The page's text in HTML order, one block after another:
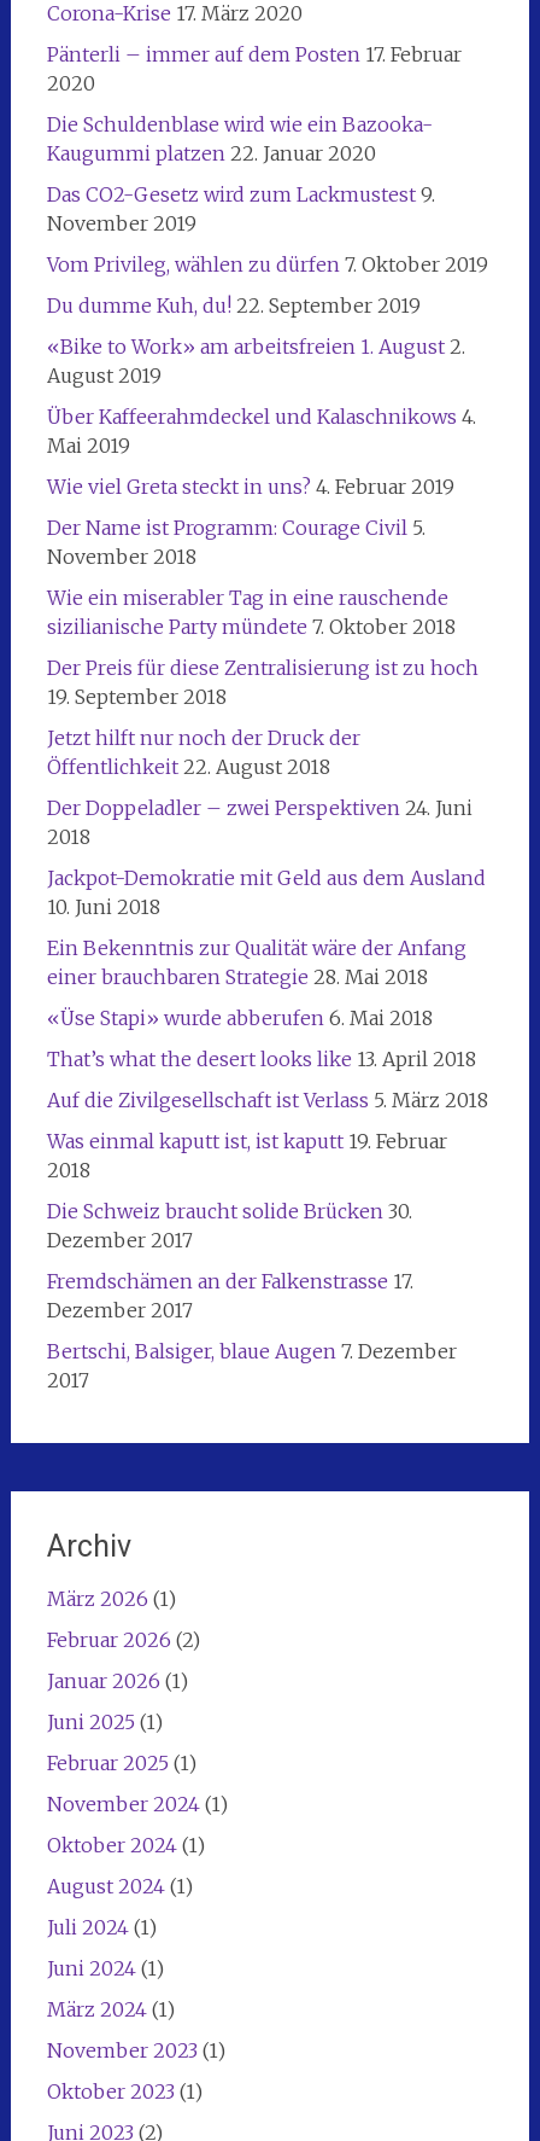
Corona-Krise 17. März 2020
Pänterli – immer auf dem Posten 17. Februar
2020
Die Schuldenblase wird wie ein Bazooka-
Kaugummi platzen 22. Januar 2020
Das CO2-Gesetz wird zum Lackmustest 9.
November 2019
Vom Privileg, wählen zu dürfen 7. Oktober 2019
Du dumme Kuh, du! 22. September 2019
«Bike to Work» am arbeitsfreien 1. August 2.
August 2019
Über Kaffeerahmdeckel und Kalaschnikows 4.
Mai 2019
Wie viel Greta steckt in uns? 4. Februar 2019
Der Name ist Programm: Courage Civil 5.
November 2018
Wie ein miserabler Tag in eine rauschende
sizilianische Party mündete 7. Oktober 2018
Der Preis für diese Zentralisierung ist zu hoch
19. September 2018
Jetzt hilft nur noch der Druck der
Öffentlichkeit 22. August 2018
Der Doppeladler – zwei Perspektiven 24. Juni
2018
Jackpot-Demokratie mit Geld aus dem Ausland
10. Juni 2018
Ein Bekenntnis zur Qualität wäre der Anfang
einer brauchbaren Strategie 28. Mai 2018
«Üse Stapi» wurde abberufen 6. Mai 2018
That’s what the desert looks like 13. April 2018
Auf die Zivilgesellschaft ist Verlass 5. März 2018
Was einmal kaputt ist, ist kaputt 19. Februar
2018
Die Schweiz braucht solide Brücken 30.
Dezember 2017
Fremdschämen an der Falkenstrasse 17.
Dezember 2017
Bertschi, Balsiger, blaue Augen 7. Dezember
2017
Archiv
März 2026 (1)
Februar 2026 (2)
Januar 2026 (1)
Juni 2025 (1)
Februar 2025 (1)
November 2024(1)
Oktober 2024(1)
August 2024(1)
Juli 2024(1)
Juni 2024(1)
März 2024(1)
November 2023 (1)
Oktober 2023 (1)
Juni 2023 (2)